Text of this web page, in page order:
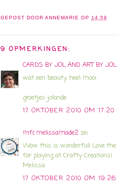
GEPOST DOORANNEMARIE OP 14:59
9 OPMERKINGEN:
CARDS BY JOL AND ART BY JOL
wat een beauty, heel mooi.
groetjes jolande
17 OKTOBER 2010 OM 17:20
mfc.melissamade2 zei
Wow this is wonderful! Love the
for playing at Crafty Creations!
Melissa
17 OKTOBER 2010 OM 19:26